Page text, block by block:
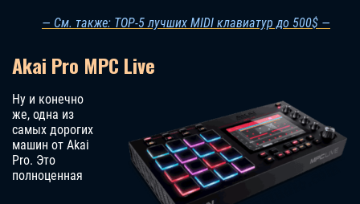
— См. также: TOP-5 лучших MIDI клавиатур до 500$ —
Akai Pro MPC Live
Ну и конечно
же, одна из
самых дорогих
машин от Akai
Pro. Это
полноценная